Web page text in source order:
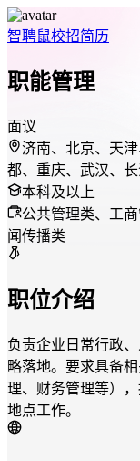
智聘鼠校招简历
职能管理
面议
济南、北京、天
都、重庆、武汉、
本科及以上
公共管理类、工
闻传播类
职位介绍
负责企业日常行政
略落地。要求具备
理、财务管理等）
地点工作。